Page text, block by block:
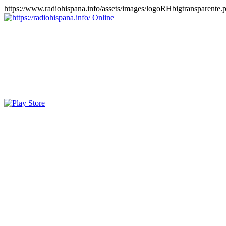
https://www.radiohispana.info/assets/images/
Online